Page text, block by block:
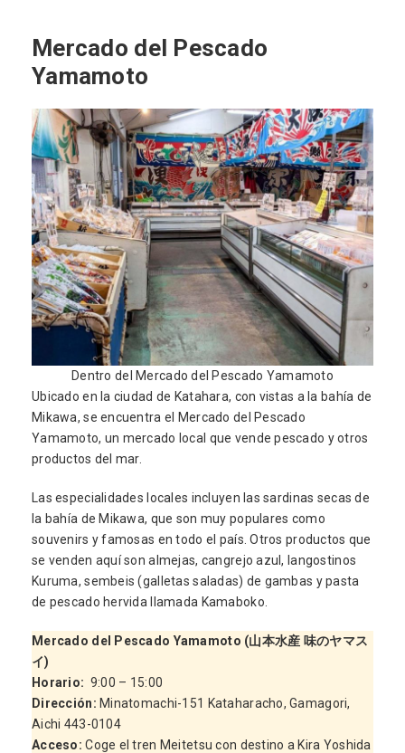
Mercado del Pescado
Yamamoto
Dentro del Mercado del Pescado Yamamoto
Ubicado en la ciudad de Katahara, con vistas a la bahía de
Mikawa, se encuentra el Mercado del Pescado
Yamamoto, un mercado local que vende pescado y otros
productos del mar.
Las especialidades locales incluyen las sardinas secas de
la bahía de Mikawa, que son muy populares como
souvenirs y famosas en todo el país. Otros productos que
se venden aquí son almejas, cangrejo azul, langostinos
Kuruma, sembeis (galletas saladas) de gambas y pasta
de pescado hervida llamada Kamaboko.
Mercado del Pescado Yamamoto (山本水産 味のヤマス
イ)
Horario: 9:00 – 15:00
Dirección: Minatomachi-151 Kataharacho, Gamagori,
Aichi 443-0104
Acceso: Coge el tren Meitetsu con destino a Kira Yoshida